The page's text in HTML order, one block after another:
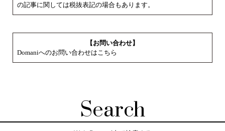
の記事に関しては税抜表記の場合もあります。
【お問い合わせ】
Domaniへのお問い合わせはこちら
Search